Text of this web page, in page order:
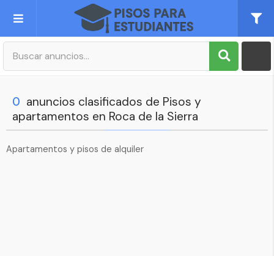
Publica tu Anuncio
Mi cuenta
0 anuncios clasificados de Pisos y
apartamentos en Roca de la Sierra
Apartamentos y pisos de alquiler